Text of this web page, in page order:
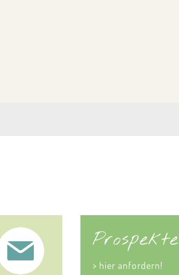
Prospekte
> hier anfordern!